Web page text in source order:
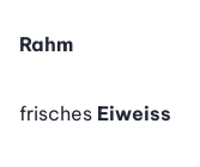
Rahm
frisches Eiweiss